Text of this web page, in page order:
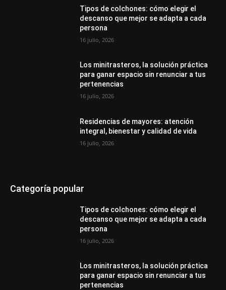
Tipos de colchones: cómo elegir el
descanso que mejor se adapta a cada
persona
16 julio, 2026
Los minitrasteros, la solución práctica
para ganar espacio sin renunciar a tus
pertenencias
16 julio, 2026
Residencias de mayores: atención
integral, bienestar y calidad de vida
16 julio, 2026
Categoría popular
Tipos de colchones: cómo elegir el
descanso que mejor se adapta a cada
persona
16 julio, 2026
Los minitrasteros, la solución práctica
para ganar espacio sin renunciar a tus
pertenencias